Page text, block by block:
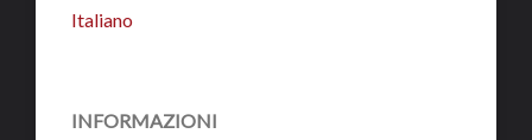
Italiano
INFORMAZIONI